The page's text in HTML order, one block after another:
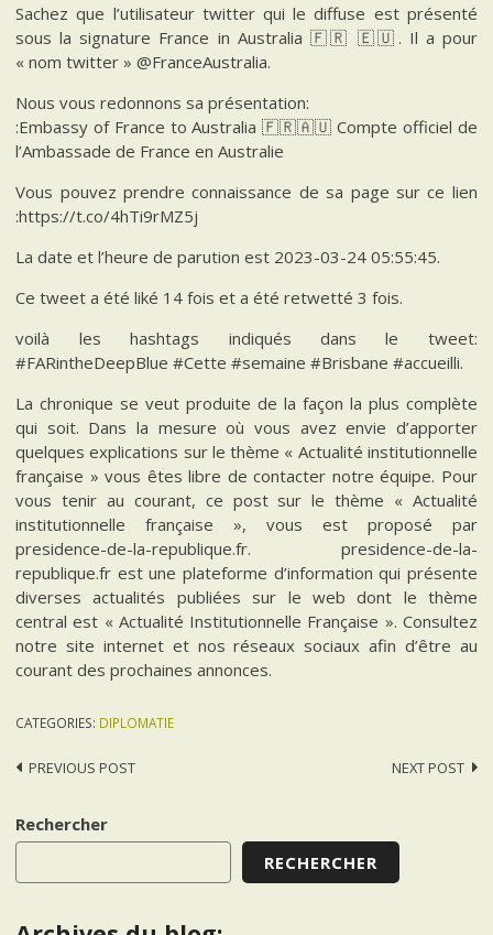
Sachez que l’utilisateur twitter qui le diffuse est présenté
sous la signature France in Australia 🇫🇷 🇪🇺. Il a pour
« nom twitter » @FranceAustralia.
Nous vous redonnons sa présentation:
:Embassy of France to Australia 🇫🇷🇦🇺 Compte officiel de
l’Ambassade de France en Australie
Vous pouvez prendre connaissance de sa page sur ce lien
:https://t.co/4hTi9rMZ5j
La date et l’heure de parution est 2023-03-24 05:55:45.
Ce tweet a été liké 14 fois et a été retwetté 3 fois.
voilà les hashtags indiqués dans le tweet:
#FARintheDeepBlue #Cette #semaine #Brisbane #accueilli.
La chronique se veut produite de la façon la plus complète
qui soit. Dans la mesure où vous avez envie d’apporter
quelques explications sur le thème « Actualité institutionnelle
française » vous êtes libre de contacter notre équipe. Pour
vous tenir au courant, ce post sur le thème « Actualité
institutionnelle française », vous est proposé par
presidence-de-la-republique.fr. presidence-de-la-
republique.fr est une plateforme d’information qui présente
diverses actualités publiées sur le web dont le thème
central est « Actualité Institutionnelle Française ». Consultez
notre site internet et nos réseaux sociaux afin d’être au
courant des prochaines annonces.
CATEGORIES: DIPLOMATIE
Post
PREVIOUS POST NEXT POST
Rechercher
RECHERCHER